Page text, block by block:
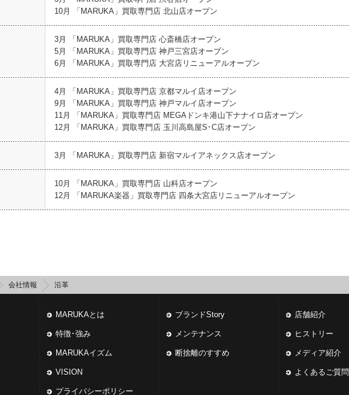
10月 「MARUKA」買取専門店 北山店オープン
3月 「MARUKA」買取専門店 心斎橋店オープン
5月 「MARUKA」買取専門店 神戸三宮店オープン
6月 「MARUKA」買取専門店 大宮店リニューアルオープン
4月 「MARUKA」買取専門店 京都マルイ店オープン
9月 「MARUKA」買取専門店 神戸マルイ店オープン
11月 「MARUKA」買取専門店 MEGAドンキ港山下ナナイロ店オープン
12月 「MARUKA」買取専門店 玉川高島屋S･C店オープン
3月 「MARUKA」買取専門店 新宿マルイアネックス店オープン
10月 「MARUKA」買取専門店 山科店オープン
12月 「MARUKA楽器」買取専門店 四条大宮店リニューアルオープン
会社情報 沿革
MARUKAとは
特徴･強み
MARUKAイズム
VISION
プライバシーポリシー
ブランドStory
メンテナンス
断捨離のすすめ
店舗紹介
ヒストリー
メディア紹介
よくあるご質問